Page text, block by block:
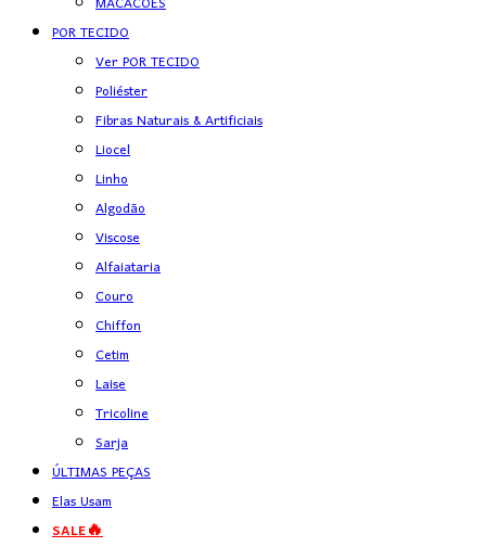
POR TECIDO
Ver POR TECIDO
Poliéster
Fibras Naturais & Artificiais
Liocel
Linho
Algodão
Viscose
Alfaiataria
Couro
Chiffon
Cetim
Laise
Tricoline
Sarja
ÚLTIMAS PEÇAS
Elas Usam
SALE🔥